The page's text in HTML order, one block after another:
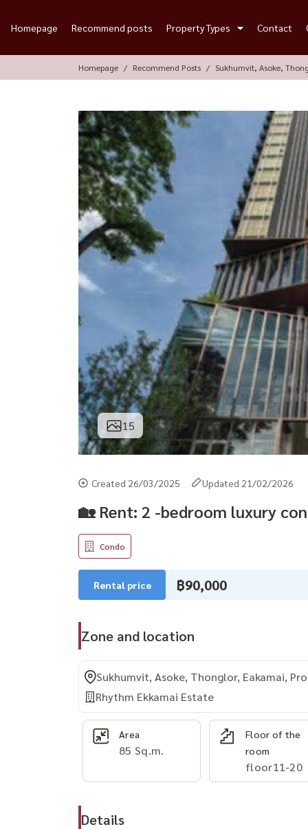
Homepage Recommend posts Property Types Contact
Homepage Recommend Posts Sukhumvit, Asoke,
15
Created 26/03/2025 Updated 21/02/2026
🏡 Rent: 2 -bedroom luxury
Condo
Rental price ฿90,000
Zone and location
Sukhumvit, Asoke, Thonglor, Eakamai,
Rhythm Ekkamai Estate
Area
85 Sq.m.
Floor of the
room
floor11-20
Details